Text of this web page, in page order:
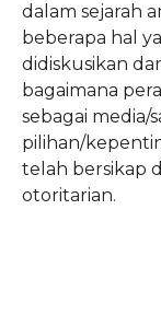
dalam sejarah
beberapa hal
didiskusikan
bagaimana
sebagai
pilihan/
telah bersikap
otoritarian.